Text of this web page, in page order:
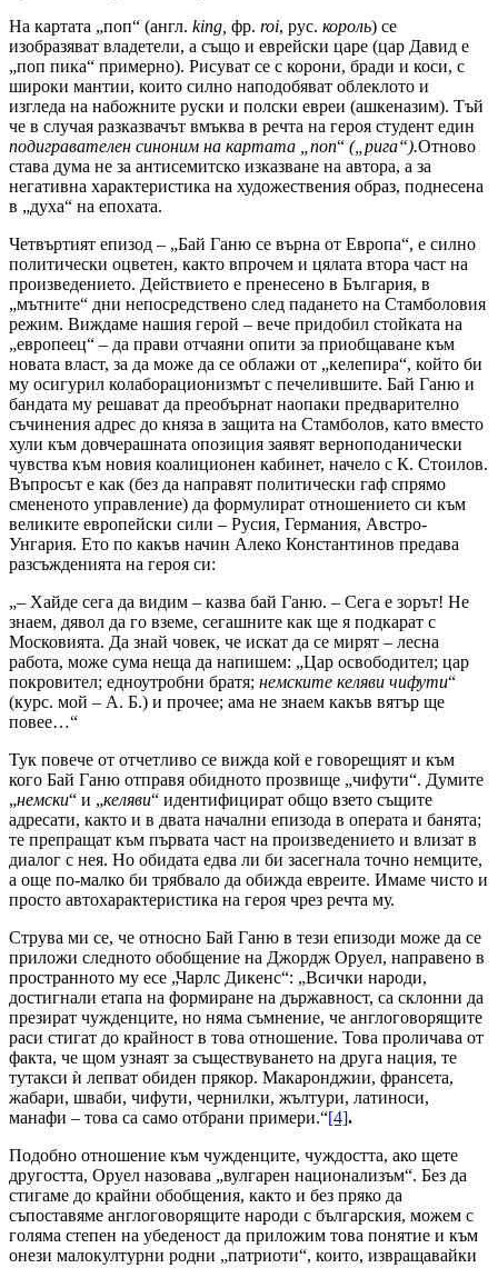
На картата „поп“ (англ. king, фр. roi, рус. король) се
изобразяват владетели, а също и еврейски царе (цар Давид е
„поп пика“ примерно). Рисуват се с корони, бради и коси, с
широки мантии, които силно наподобяват облеклото и
изгледа на набожните руски и полски евреи (ашкеназим). Тъй
че в случая разказвачът вмъква в речта на героя студент един
подигравателен синоним на картата „поп“ („рига“).Отново
става дума не за антисемитско изказване на автора, а за
негативна характеристика на художествения образ, поднесена
в „духа“ на епохата.
Четвъртият епизод – „Бай Ганю се върна от Европа“, е силно
политически оцветен, както впрочем и цялата втора част на
произведението. Действието е пренесено в България, в
„мътните“ дни непосредствено след падането на Стамболовия
режим. Виждаме нашия герой – вече придобил стойката на
„европеец“ – да прави отчаяни опити за приобщаване към
новата власт, за да може да се облажи от „келепира“, който би
му осигурил колаборационизмът с печелившите. Бай Ганю и
бандата му решават да преобърнат наопаки предварително
съчинения адрес до княза в защита на Стамболов, като вместо
хули към довчерашната опозиция заявят верноподанически
чувства към новия коалиционен кабинет, начело с К. Стоилов.
Въпросът е как (без да направят политически гаф спрямо
смененото управление) да формулират отношението си към
великите европейски сили – Русия, Германия, Австро-
Унгария. Ето по какъв начин Алеко Константинов предава
разсъжденията на героя си:
„– Хайде сега да видим – казва бай Ганю. – Сега е зорът! Не
знаем, дявол да го вземе, сегашните как ще я подкарат с
Московията. Да знай човек, че искат да се мирят – лесна
работа, може сума неща да напишем: „Цар освободител; цар
покровител; едноутробни братя; немските келяви чифути“
(курс. мой – А. Б.) и прочее; ама не знаем какъв вятър ще
повее…“
Тук повече от отчетливо се вижда кой е говорещият и към
кого Бай Ганю отправя обидното прозвище „чифути“. Думите
„немски“ и „келяви“ идентифицират общо взето същите
адресати, както и в двата начални епизода в операта и банята;
те препращат към първата част на произведението и влизат в
диалог с нея. Но обидата едва ли би засегнала точно немците,
а още по-малко би трябвало да обижда евреите. Имаме чисто и
просто автохарактеристика на героя чрез речта му.
Струва ми се, че относно Бай Ганю в тези епизоди може да се
приложи следното обобщение на Джордж Оруел, направено в
пространното му есе „Чарлс Дикенс“: „Всички народи,
достигнали етапа на формиране на държавност, са склонни да
презират чужденците, но няма съмнение, че англоговорящите
раси стигат до крайност в това отношение. Това проличава от
факта, че щом узнаят за съществуването на друга нация, те
тутакси ѝ лепват обиден прякор. Макаронджии, франсета,
жабари, шваби, чифути, чернилки, жълтури, латиноси,
манафи – това са само отбрани примери.“[4].
Подобно отношение към чужденците, чуждостта, ако щете
другостта, Оруел назовава „вулгарен национализъм“. Без да
стигаме до крайни обобщения, както и без пряко да
съпоставяме англоговорящите народи с българския, можем с
голяма степен на убеденост да приложим това понятие и към
онези малокултурни родни „патриоти“, които, извращавайки